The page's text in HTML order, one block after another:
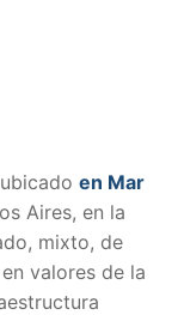
en Mar
Aires, en la
mixto, de
valores de la